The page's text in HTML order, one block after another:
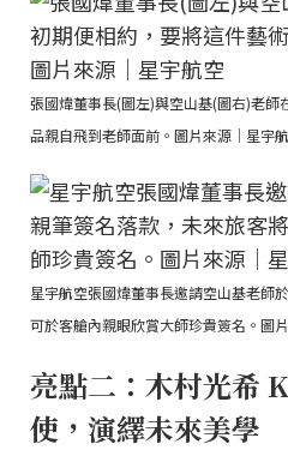
張國煒董事長(圖左)與空山基(圖右)老師
品親自飛到老師面前。圖片來源｜星宇
星宇航空張國煒董事長邀請空山基老師
可於客艙內親眼欣賞大師珍貴簽名。圖
亮點二：木村光希
使，演繹未來美學